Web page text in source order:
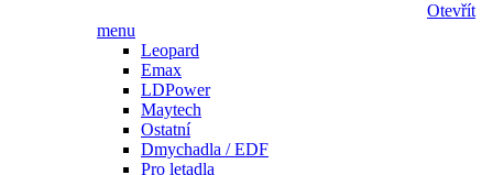
Otevřít
menu
Leopard
Emax
LDPower
Maytech
Ostatní
Dmychadla / EDF
Pro letadla